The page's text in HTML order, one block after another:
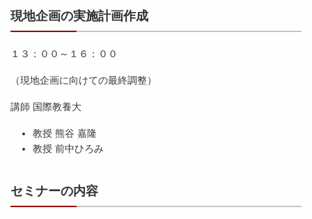
現地企画の実施計画作成
１３：００～１６：００
（現地企画に向けての最終調整）
講師 国際教養大
教授 熊谷 嘉隆
教授 前中ひろみ
セミナーの内容